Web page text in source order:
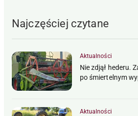
Najczęściej czytane
Aktualności
Nie zdjął hederu.
po śmiertelnym
Aktualności